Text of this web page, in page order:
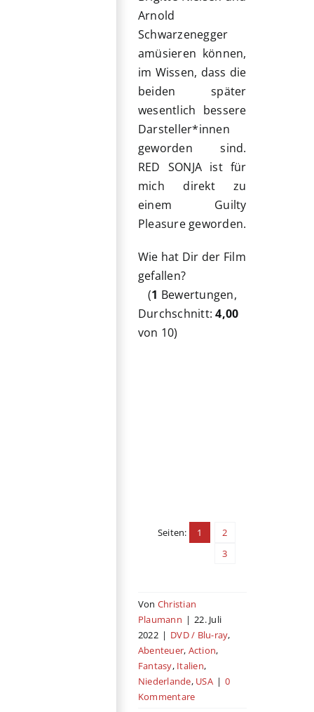
Arnold
Schwarzenegger
amüsieren können,
im Wissen, dass die
beiden später
wesentlich bessere
Darsteller*innen
geworden sind.
RED SONJA ist für
mich direkt zu
einem Guilty
Pleasure geworden.
Wie hat Dir der Film
gefallen?
(1 Bewertungen,
Durchschnitt:4,00
von 10)
Seiten: 1
2
3
Von Christian
Plaumann | 22. Juli
2022 | DVD / Blu-ray,
Abenteuer, Action,
Fantasy, Italien,
Niederlande, USA | 0
Kommentare